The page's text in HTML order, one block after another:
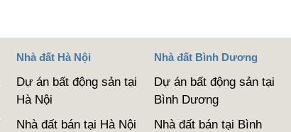
Nhà đất Hà Nội
Dự án bất động sản tại
Hà Nội
Nhà đất bán tại Hà Nội
Nhà đất Bình Dương
Dự án bất động sản tại
Bình Dương
Nhà đất bán tại Bình